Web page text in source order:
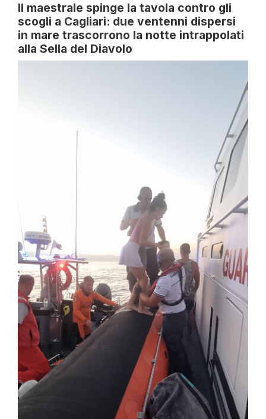
Il maestrale spinge la tavola contro gli
scogli a Cagliari: due ventenni dispersi
in mare trascorrono la notte intrappolati
alla Sella del Diavolo